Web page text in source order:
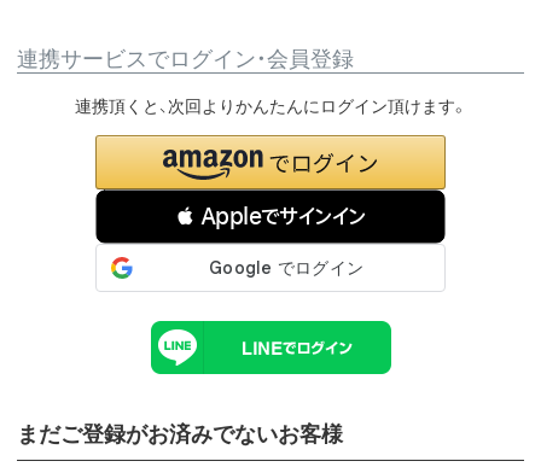
連携サービスでログイン・会員登録
 Appleでサインイン
連携頂くと、次回よりかんたんにログイン頂けます。
まだご登録がお済みでないお客様